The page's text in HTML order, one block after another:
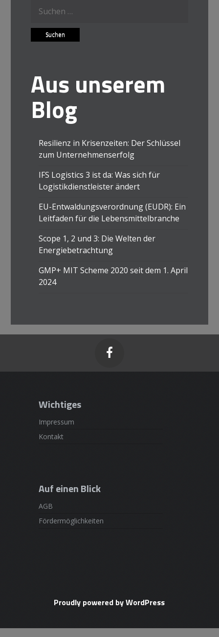
Suche
nach:
Aus unserem
Blog
Resilienz in Krisenzeiten: Der Schlüssel
zum Unternehmenserfolg
IFS Logistics 3 ist da: Was sich für
Logistikdienstleister ändert
EU-Entwaldungsverordnung (EUDR): Ein
Leitfaden für die Lebensmittelbranche
Scope 1, 2 und 3: Die Welten der
Energiebetrachtung
GMP+ MIT Scheme 2020 seit dem 1. April
2024

Wichtiges
Impressum
Kontakt
Auf einen Blick
AGB
Fördermöglichkeiten
Proudly powered by WordPress